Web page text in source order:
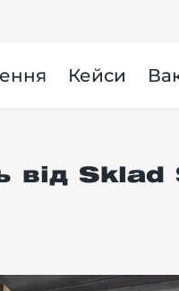
Кейси
від